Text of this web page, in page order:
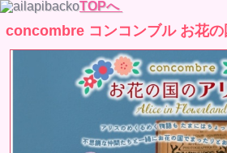
TOPへ
concombre コンコンブル お花の